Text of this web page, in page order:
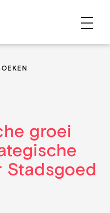
groei
Stadsgoed